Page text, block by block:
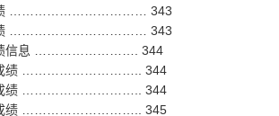
成绩 …………………………… 343
成绩 …………………………… 343
绩信息 ……………………. 344
成绩 ……………………….. 344
成绩 ……………………….. 344
成绩 ……………………….. 345